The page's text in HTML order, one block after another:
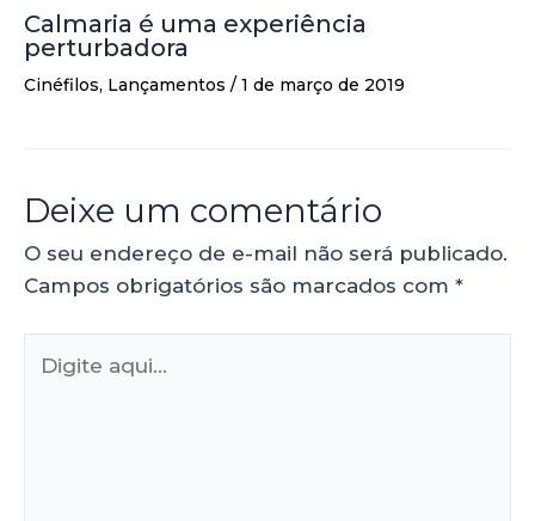
Calmaria é uma experiência
perturbadora
Cinéfilos, Lançamentos / 1 de março de 2019
Deixe um comentário
O seu endereço de e-mail não será publicado.
Campos obrigatórios são marcados com *